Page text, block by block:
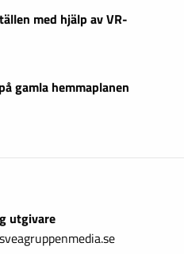
med hjälp av VR-
gamla hemmaplanen
utgivare